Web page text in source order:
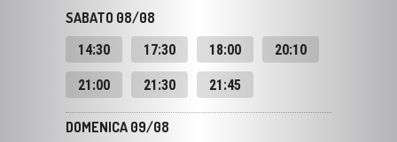
21:00 21:30 21:45
DOMENICA 09/08
14:30 17:30 18:00 20:10